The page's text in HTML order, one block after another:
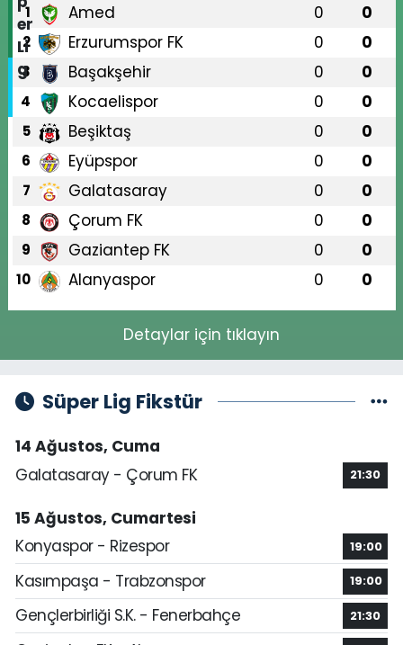
1 Amed 0 0
2 Erzurumspor FK 0 0
3 Başakşehir 0 0
4 Kocaelispor 0 0
5 Beşiktaş 0 0
6 Eyüpspor 0 0
7 Galatasaray 0 0
8 Çorum FK 0 0
9 Gaziantep FK 0 0
10 Alanyaspor 0 0
Detaylar için tıklayın
Süper Lig Fikstür
14 Ağustos, Cuma
Galatasaray - Çorum FK
21:30
15 Ağustos, Cumartesi
Konyaspor - Rizespor
19:00
Kasımpaşa - Trabzonspor 19:00
Gençlerbirliği S.K. - Fenerbahçe 21:30